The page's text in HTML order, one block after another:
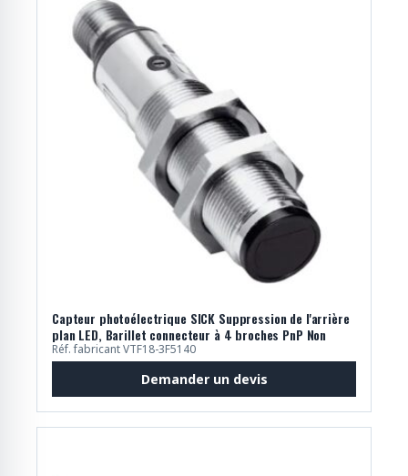
Capteur photoélectrique SICK Suppression de l'arrière
plan LED, Barillet connecteur à 4 broches PnP Non
Réf. fabricant VTF18-3F5140
Demander un devis